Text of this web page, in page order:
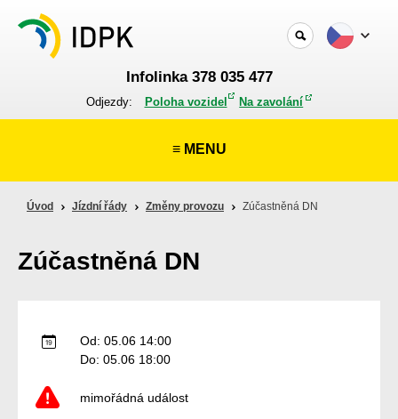
Infolinka 378 035 477
Odjezdy: Poloha vozidel Na zavolání
≡ MENU
Úvod Jízdní řády Změny provozu Zúčastněná DN
Zúčastněná DN
Od: 05.06 14:00
Do: 05.06 18:00
mimořádná událost